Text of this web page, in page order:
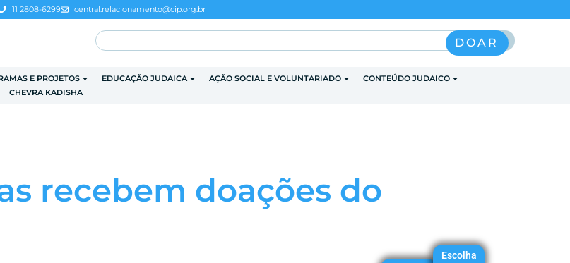
11 2808-6299 central.relacionamento@cip.org.br
Pesquisar
DOAR
E PROJETOS EDUCAÇÃO JUDAICA AÇÃO SOCIAL E VOLUNTARIADO
CONTEÚDO JUDAICO
CHEVRA KADISHA
recebem doações do
Escolha